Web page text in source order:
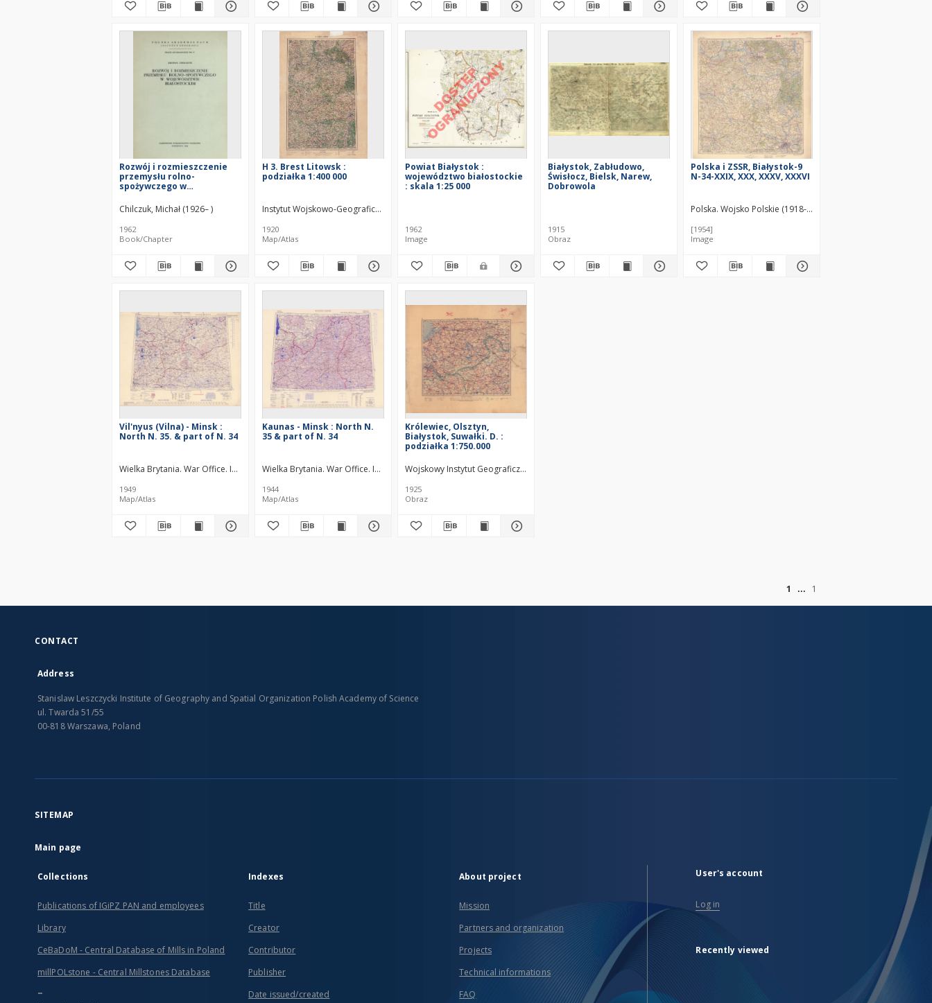
Rozwój i rozmieszczenie
przemysłu rolno-
spożywczego w
białostockim = Food
industry of the Białystok
voivodship =
Promyšlennost' po
pererabotke
syr'ja belostokskogo
voevodstva
Chilczuk, Michał (1926– )
1962
Book/Chapter
H 3. Brest Litowsk :
podziałka 1:400 000
Instytut Wojskowo-Geograficzny (Warszawa). Wydawca
1920
Map/Atlas
Powiat Białystok :
województwo białostockie
: skala 1:25 000
1962
Image
Białystok, Zabłudowo,
Świsłocz, Bielsk, Narew,
Dobrowola
1915
Obraz
Polska i ZSSR, Białystok-9
N-34-XXIX, XXX, XXXV, XXXVI
Polska. Wojsko Polskie (1918-1939). Sztab Generalny.
[1954]
Image
Vil'nyus (Vilna) - Minsk :
North N. 35. & part of N. 34
Wielka Brytania. War Office. Instytucja sprawcza. Wydawca Wielka Brytania. Ordnance Survey. Redaktor
1949
Map/Atlas
Kaunas - Minsk : North N.
35 & part of N. 34
Wielka Brytania. War Office. Instytucja sprawcza. Wydawca Wielka Brytania. Ordnance Survey. Redaktor
1944
Map/Atlas
Królewiec, Olsztyn,
Białystok, Suwałki. D. :
podziałka 1:750.000
Wojskowy Instytut Geograficzny (Warszawa). Wydawca Drukarz
1925
Obraz
1
1
CONTACT
Address
Stanislaw Leszczycki Institute of Geography and Spatial Organization Polish Academy of Science
ul. Twarda 51/55
00-818 Warszawa, Poland
SITEMAP
Main page
Collections
Publications of IGiPZ PAN and employees
Library
CeBaDoM - Central Database of Mills in Poland
millPOLstone - Central Millstones Database
...
Indexes
Title
Creator
Contributor
Publisher
Date issued/created
About project
Mission
Partners and organization
Projects
Technical informations
FAQ
User's account
Log in
Recently viewed